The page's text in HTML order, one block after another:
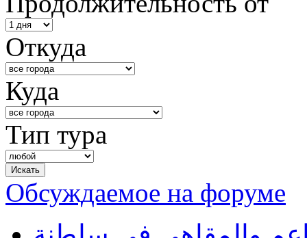
Откуда
Куда
Тип тура
Обсуждаемое на форуме